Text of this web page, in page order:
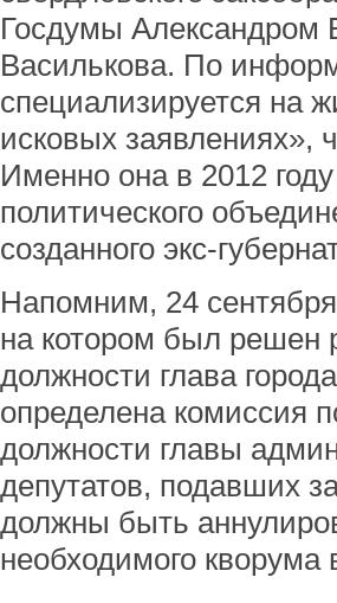
Госдумы Александром
Василькова. По
специализируется на
исковых заявлениях»,
Именно она в 2012
политического
созданного экс-
Напомним, 24
на котором был решен
должности глава
определена комиссия
должности главы
депутатов, подавших
должны быть
необходимого кворума